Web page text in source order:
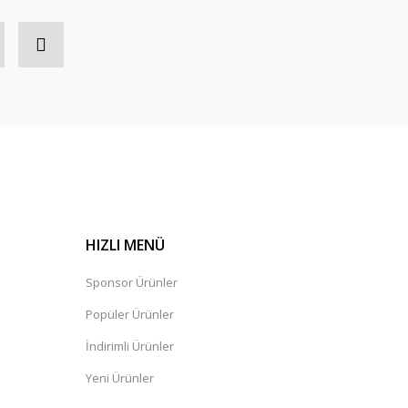
Tek'li Bekleme Koltuğu
HIZLI MENÜ
Sponsor Ürünler
Popüler Ürünler
İndirimli Ürünler
Yeni Ürünler